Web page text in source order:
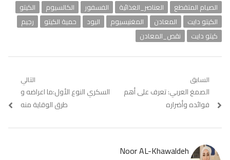
الصيام المتقطع
العناصر_الغذائية الفسفور الكالسيوم
الكيتو
الكيتو دايت
المعادن المغنيسيوم اليود حمية الكيتو
رجيم
كيتو دايت
نقص_المعادن
تصفّح
المقالات
السابق
Previous
post:
الصمغ العربي: تعرف على أهم
فوائده وأضراره
التالي
Next
السكري النوع الأول:ما اعراضه و
طرق الوقاية منه
Noor AL-Khawaldeh